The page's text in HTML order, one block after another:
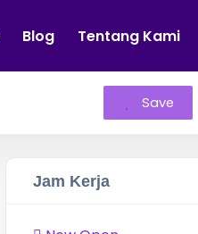
Blog Tentang Kami
Save
Jam Kerja